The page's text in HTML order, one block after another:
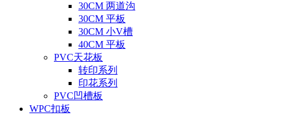
30CM 两道沟
30CM 平板
30CM 小V槽
40CM 平板
PVC天花板
转印系列
印花系列
PVC凹槽板
WPC扣板